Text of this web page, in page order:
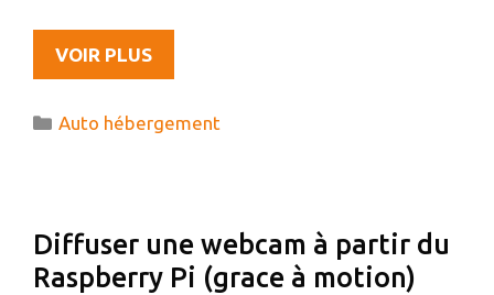
VOIR PLUSINSTALLATION
D’UN
SPARKLESHARE
D’UN
CLIENT
Catégories
Auto hébergement
Diffuser une webcam à partir du
Raspberry Pi (grace à motion)